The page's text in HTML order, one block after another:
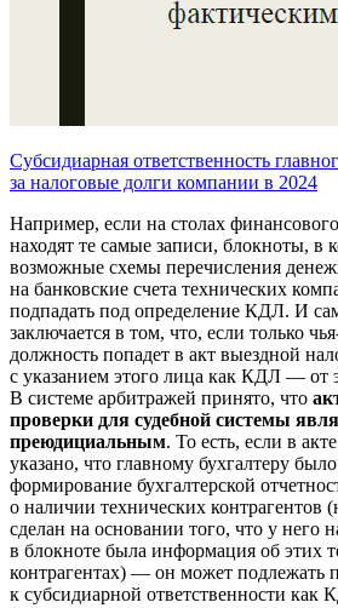
Субсидиарная ответственность
за налоговые долги компании в 2024
Например, если на столах
находят те самые записи, блокноты, в
возможные схемы перечисления
на банковские счета технических
подпадать под определение КДЛ. И
заключается в том, что, если только
должность попадет в акт выездной
с указанием этого лица как КДЛ — от
В системе арбитражей принято, что
проверки для судебной системы
преюдициальным. То есть, если в
указано, что главному бухгалтеру
формирование бухгалтерской
о наличии технических контрагентов
сделан на основании того, что у него
в блокноте была информация об этих
контрагентах) — он может подлежать
к субсидиарной ответственности как